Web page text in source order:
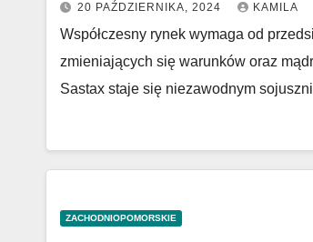
20 PAŹDZIERNIKA, 2024 KAMILA
Współczesny rynek wymaga od
zmieniających się warunków oraz
Sastax staje się niezawodnym
ZACHODNIOPOMORSKIE